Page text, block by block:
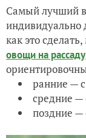
Самый лучший
индивидуально
как это
овощи на рассаду
ранние —
средние —
поздние —